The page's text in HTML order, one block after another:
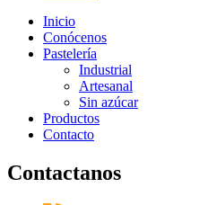
Inicio
Conócenos
Pastelería
Industrial
Artesanal
Sin azúcar
Productos
Contacto
Contactanos